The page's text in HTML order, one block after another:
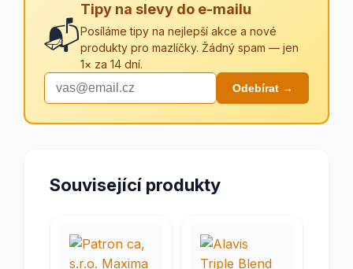
📬
Tipy na slevy do e-mailu
Posíláme tipy na nejlepší akce a nové
produkty pro mazlíčky. Žádný spam — jen
1× za 14 dní.
Odebírat →
Související produkty